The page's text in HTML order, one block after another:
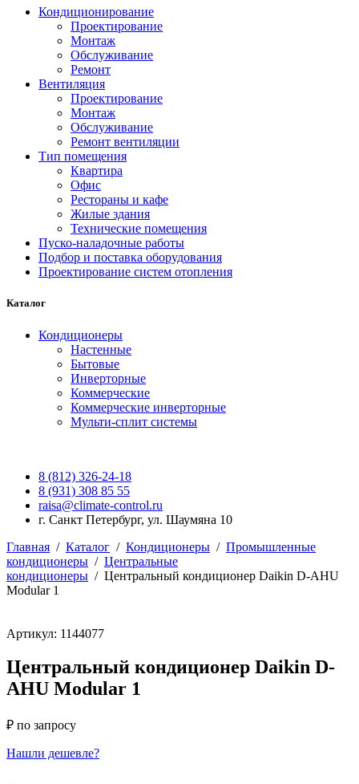
Кондиционирование
Проектирование
Монтаж
Обслуживание
Ремонт
Вентиляция
Проектирование
Монтаж
Обслуживание
Ремонт вентиляции
Тип помещения
Квартира
Офис
Рестораны и кафе
Жилые здания
Технические помещения
Пуско-наладочные работы
Подбор и поставка оборудования
Проектирование систем отопления
Каталог
Кондиционеры
Настенные
Бытовые
Инверторные
Коммерческие
Коммерческие инверторные
Мульти-сплит системы
8 (812) 326-24-18
8 (931) 308 85 55
raisa@climate-control.ru
г. Санкт Петербург, ул. Шаумяна 10
Главная / Каталог / Кондиционеры / Промышленные
кондиционеры / Центральные
кондиционеры / Центральный кондиционер Daikin D-AHU
Modular 1
Артикул: 1144077
Центральный кондиционер Daikin D-
AHU Modular 1
₽ по запросу
Нашли дешевле?